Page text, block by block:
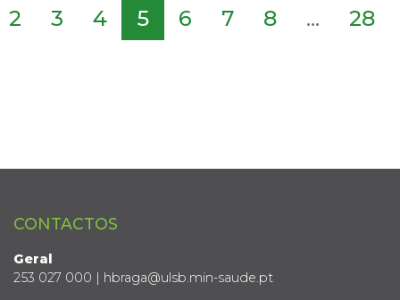
2 3 4 5 6 7 8 ... 28
CONTACTOS
Geral
253 027 000 | hbraga@ulsb.min-saude.pt